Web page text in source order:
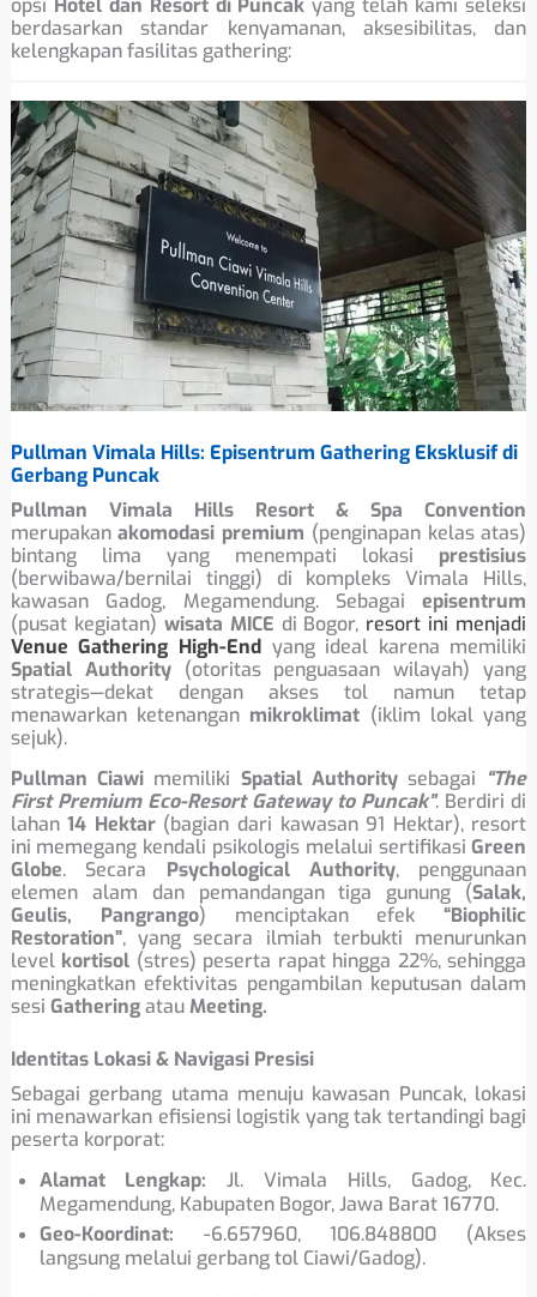
opsi Hotel dan Resort di Puncak yang telah kami seleksi
berdasarkan standar kenyamanan, aksesibilitas, dan
kelengkapan fasilitas gathering:
Pullman Vimala Hills: Episentrum Gathering Eksklusif di
Gerbang Puncak
Pullman Vimala Hills Resort & Spa Convention
merupakanakomodasi premium (penginapan kelas atas)
bintang lima yang menempati lokasi prestisius
(berwibawa/bernilai tinggi) di kompleks Vimala Hills,
kawasan Gadog, Megamendung. Sebagaiepisentrum
(pusat kegiatan) wisata MICE di Bogor, resort ini menjadi
Venue Gathering High-Endyang ideal karena memiliki
Spatial Authority(otoritas penguasaan wilayah) yang
strategis—dekat dengan akses tol namun tetap
menawarkan ketenangan mikroklimat (iklim lokal yang
sejuk).
Pullman Ciawimemiliki Spatial Authoritysebagai “The
First Premium Eco-Resort Gateway to Puncak”. Berdiri di
lahan14 Hektar(bagian dari kawasan 91 Hektar), resort
ini memegang kendali psikologis melalui sertifikasiGreen
Globe. Secara Psychological Authority, penggunaan
elemen alam dan pemandangan tiga gunung (Salak,
Geulis, Pangrango) menciptakan efek“Biophilic
Restoration”, yang secara ilmiah terbukti menurunkan
level kortisol (stres) peserta rapat hingga 22%, sehingga
meningkatkan efektivitas pengambilan keputusan dalam
sesi GatheringatauMeeting.
Identitas Lokasi & Navigasi Presisi
Sebagai gerbang utama menuju kawasan Puncak, lokasi
ini menawarkan efisiensi logistik yang tak tertandingi bagi
peserta korporat:
Alamat Lengkap: Jl. Vimala Hills, Gadog, Kec.
Megamendung, Kabupaten Bogor, Jawa Barat 16770.
Geo-Koordinat: -6.657960, 106.848800 (Akses
langsung melalui gerbang tol Ciawi/Gadog).